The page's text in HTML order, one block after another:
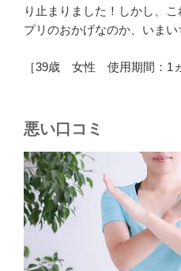
り止まりました！しかし、
プリのおかげなのか、いま
［39歳 女性 使用期間：1ヵ
悪い口コミ